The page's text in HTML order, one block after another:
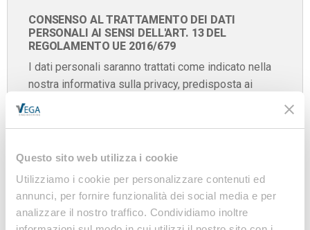
Questo sito web utilizza i cookie
Utilizziamo i cookie per personalizzare contenuti ed
annunci, per fornire funzionalità dei social media e per
analizzare il nostro traffico. Condividiamo inoltre
CONSENSO AL TRATTAMENTO DEI DATI
PERSONALI AI SENSI DELL'ART. 13 DEL
REGOLAMENTO UE 2016/679
I dati personali saranno trattati come indicato nella
nostra informativa sulla privacy, predisposta ai
sulla privacy
INVIA